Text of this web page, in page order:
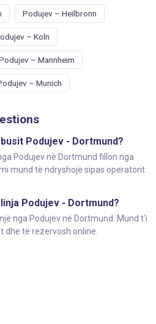
Podujev – Heilbronn
– Koln
– Mannheim
– Munich
Podujev - Dortmund?
Podujev në Dortmund fillon nga
mund të ndryshojë sipas operatorit
Podujev - Dortmund?
nga Podujev në Dortmund. Mund t'i
dhe të rezervosh online.